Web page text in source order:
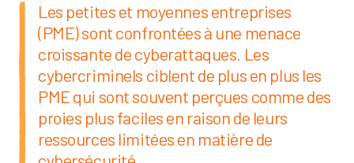
Les petites et moyennes entreprises
(PME) sont confrontées à une menace
croissante de cyberattaques. Les
cybercriminels ciblent de plus en plus les
PME qui sont souvent perçues comme des
proies plus faciles en raison de leurs
ressources limitées en matière de